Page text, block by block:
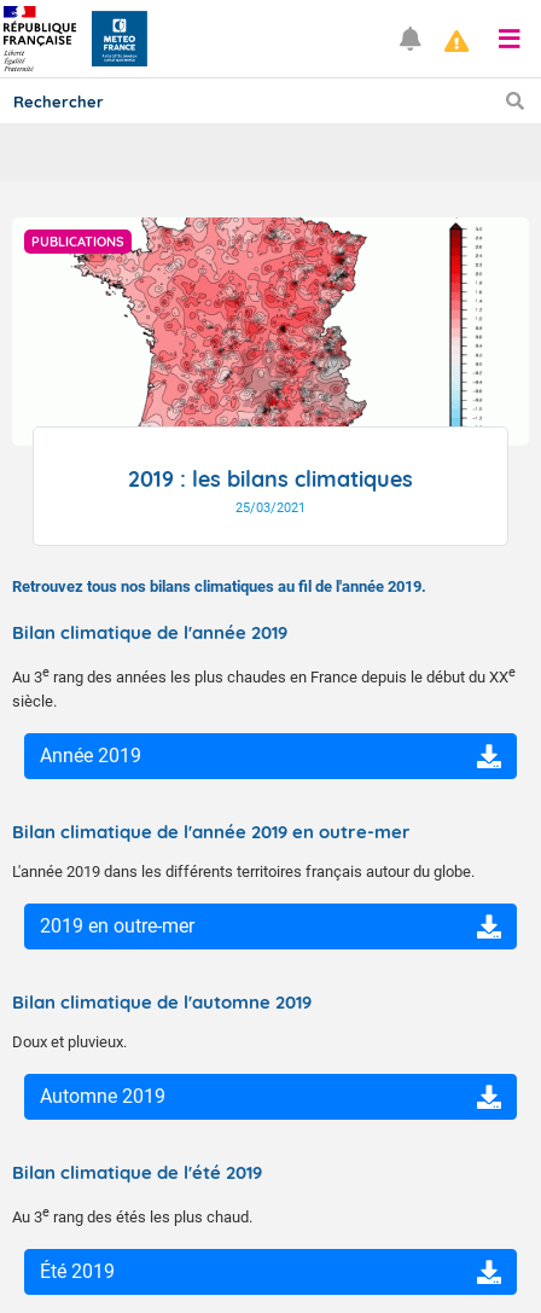
TOUS LES RÉSULTATS
Articles
PUBLICATIONS
2019 : les bilans climatiques
25/03/2021
Retrouvez tous nos bilans climatiques au fil de l'année 2019.
Bilan climatique de l'année 2019
Au 3e rang des années les plus chaudes en France depuis le début du XXe
siècle.
Année 2019
Bilan climatique de l'année 2019 en outre-mer
L'année 2019 dans les différents territoires français autour du globe.
2019 en outre-mer
Bilan climatique de l'automne 2019
Doux et pluvieux.
Automne 2019
Bilan climatique de l'été 2019
Au 3e rang des étés les plus chaud.
Été 2019